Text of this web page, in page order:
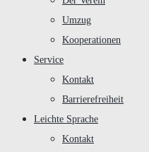
Umzug
Kooperationen
Service
Kontakt
Barrierefreiheit
Leichte Sprache
Kontakt